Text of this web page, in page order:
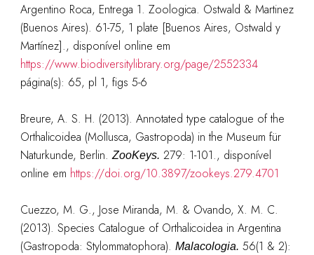
Argentino Roca, Entrega 1. Zoologica. Ostwald & Martinez
(Buenos Aires). 61-75, 1 plate [Buenos Aires, Ostwald y
Martínez]., disponível online em
https://www.biodiversitylibrary.org/page/2552334
página(s): 65, pl 1, figs 5-6
Breure, A. S. H. (2013). Annotated type catalogue of the
Orthalicoidea (Mollusca, Gastropoda) in the Museum für
Naturkunde, Berlin.ZooKeys. 279: 1-101., disponível
online em https://doi.org/10.3897/zookeys.279.4701
Cuezzo, M. G., Jose Miranda, M. & Ovando, X. M. C.
(2013). Species Catalogue of Orthalicoidea in Argentina
(Gastropoda: Stylommatophora). Malacologia. 56(1 & 2):